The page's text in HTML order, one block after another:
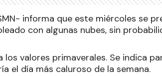
informa que este miércoles se
con algunas nubes, sin
valores primaverales. Se indica
el día más caluroso de la semana.